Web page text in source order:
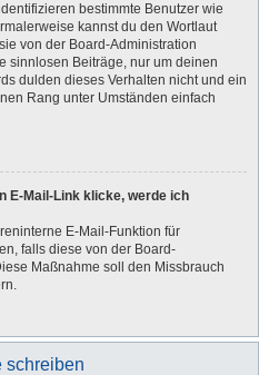
bestimmte Benutzer wie
kannst du den Wortlaut
von der Board-Administration
sinnlosen Beiträge, nur um deinen
dulden dieses Verhalten nicht und ein
Rang unter Umständen einfach
E-Mail-Link klicke, werde ich
E-Mail-Funktion für
falls diese von der Board-
Maßnahme soll den Missbrauch
schreiben